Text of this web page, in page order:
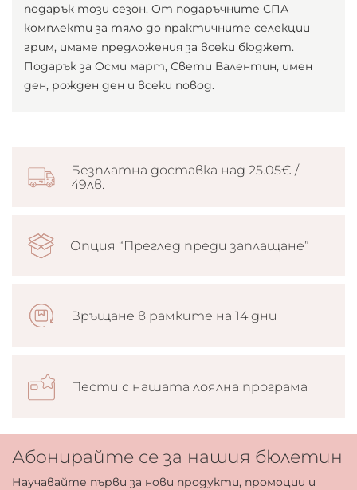
страница
подарък този сезон. От подаръчните СПА
комплекти за тяло до практичните селекции
грим, имаме предложения за всеки бюджет.
Подарък за Осми март, Свети Валентин, имен
ден, рожден ден и всеки повод.
Безплатна доставка над 25.05€ /
49лв.
Опция “Преглед преди заплащане”
Връщане в рамките на 14 дни
Пести с нашата лоялна програма
Абонирайте се за нашия бюлетин
Научавайте първи за нови продукти, промоции и